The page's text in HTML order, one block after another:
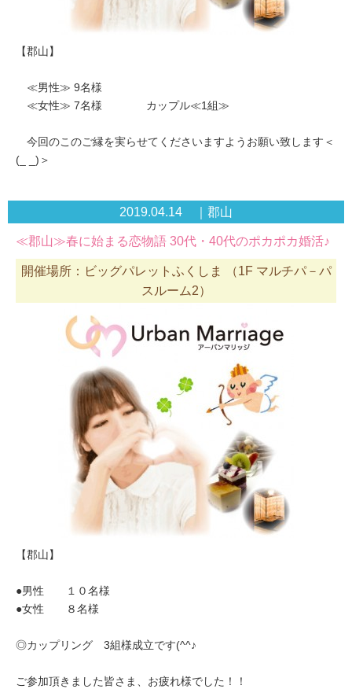
【郡山】
≪男性≫ 9名様
≪女性≫ 7名様 カップル≪1組≫
今回のこのご縁を実らせてくださいますようお願い致します＜
(_ _)＞
2019.04.14 ｜郡山
≪郡山≫春に始まる恋物語 30代・40代のポカポカ婚活♪
開催場所：ビッグパレットふくしま （1F マルチパ－パ
スルーム2）
【郡山】
●男性 １０名様
●女性 ８名様
◎カップリング 3組様成立です(^^♪
ご参加頂きました皆さま、お疲れ様でした！！